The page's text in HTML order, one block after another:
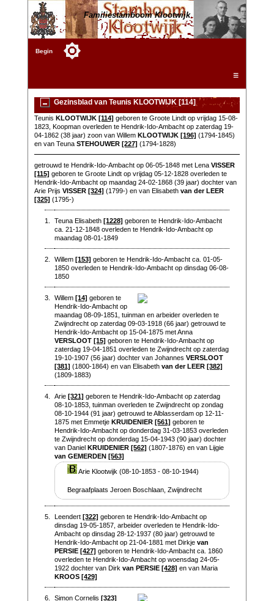
Familiestamboom Klootwijk
Begin
☰
Gezinsblad van Teunis KLOOTWIJK [114]
Teunis KLOOTWIJK [114] geboren te Groote Lindt op vrijdag 15-08-
1823, Koopman overleden te Hendrik-Ido-Ambacht op zaterdag 19-
04-1862 (38 jaar) zoon van Willem KLOOTWIJK [196] (1794-1845)
en van Teuna STEHOUWER [227] (1794-1828)
getrouwd te Hendrik-Ido-Ambacht op 06-05-1848 met Lena VISSER
[115] geboren te Groote Lindt op vrijdag 05-12-1828 overleden te
Hendrik-Ido-Ambacht op maandag 24-02-1868 (39 jaar) dochter van
Arie Prijs VISSER [324] (1799-) en van Elisabeth van der LEER
[325] (1795-)
1. Teuna Elisabeth[1228] geboren te Hendrik-Ido-Ambacht
ca. 21-12-1848 overleden te Hendrik-Ido-Ambacht op
maandag 08-01-1849
2. Willem[153] geboren te Hendrik-Ido-Ambacht ca. 01-05-
1850 overleden te Hendrik-Ido-Ambacht op dinsdag 06-08-
1850
3. Willem[14] geboren te
Hendrik-Ido-Ambacht op
maandag 08-09-1851, tuinman en arbeider overleden te
Zwijndrecht op zaterdag 09-03-1918 (66 jaar) getrouwd te
Hendrik-Ido-Ambacht op 15-04-1875 met Anna
VERSLOOT [15] geboren te Hendrik-Ido-Ambacht op
zaterdag 19-04-1851 overleden te Zwijndrecht op zaterdag
19-10-1907 (56 jaar) dochter van JohannesVERSLOOT
[381] (1800-1864) en van Elisabethvan der LEER [382]
(1809-1883)
4. Arie[321] geboren te Hendrik-Ido-Ambacht op zaterdag
08-10-1853, tuinman overleden te Zwijndrecht op zondag
08-10-1944 (91 jaar) getrouwd te Alblasserdam op 12-11-
1875 met EmmetjeKRUIDENIER [561] geboren te
Hendrik-Ido-Ambacht op donderdag 31-03-1853 overleden
te Zwijndrecht op donderdag 15-04-1943 (90 jaar) dochter
van DanielKRUIDENIER [562] (1807-1876) en van Lijgie
van GEMERDEN [563]
Arie Klootwijk (08-10-1853 - 08-10-1944)
Begraafplaats Jeroen Boschlaan, Zwijndrecht
5. Leendert[322] geboren te Hendrik-Ido-Ambacht op
dinsdag 19-05-1857, arbeider overleden te Hendrik-Ido-
Ambacht op dinsdag 28-12-1937 (80 jaar) getrouwd te
Hendrik-Ido-Ambacht op 21-04-1881 met Dirkjevan
PERSIE [427] geboren te Hendrik-Ido-Ambacht ca. 1860
overleden te Hendrik-Ido-Ambacht op woensdag 24-05-
1922 dochter van Dirkvan PERSIE [428] en van Maria
KROOS [429]
6. Simon Cornelis[323]